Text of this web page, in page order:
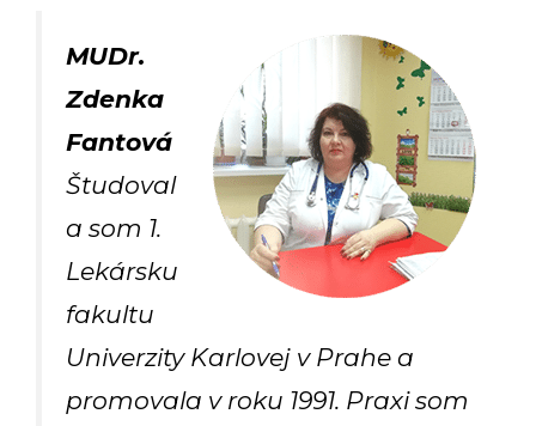
MUDr.
Zdenka
Fantová
Študoval
a som 1.
Lekársku
fakultu
Univerzity Karlovej v Prahe a
promovala v roku 1991. Praxi som